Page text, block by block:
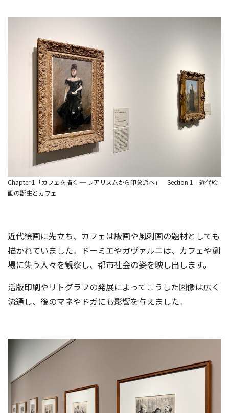
Chapter 1「カフェを描く ─ レアリスムから印象派へ」 Section 1 近代絵
画の誕生とカフェ
近代絵画に先立ち、カフェは版画や風刺画の題材としても
描かれていました。ドーミエやガヴァルニは、カフェや劇
場に集う人々を観察し、都市社会の姿を映し出します。
活版印刷やリトグラフの発展によってこうした図像は広く
流通し、後のマネやドガにも影響を与えました。